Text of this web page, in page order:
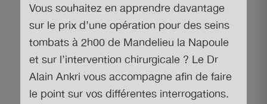
Vous souhaitez en apprendre davantage
sur le prix d’une opération pour des seins
tombats à 2h00 de Mandelieu la Napoule
et sur l’intervention chirurgicale ? Le Dr
Alain Ankri vous accompagne afin de faire
le point sur vos différentes interrogations.